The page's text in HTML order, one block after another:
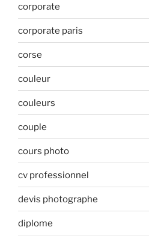
corporate
corporate paris
corse
couleur
couleurs
couple
cours photo
cv professionnel
devis photographe
diplome